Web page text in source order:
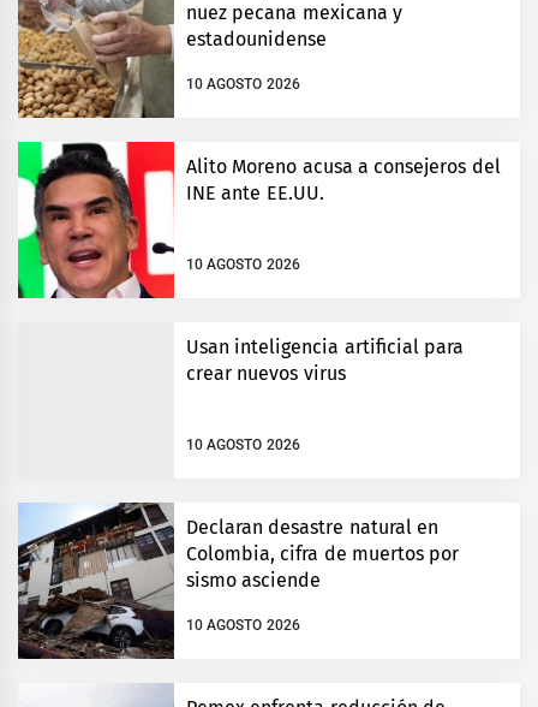
nuez pecana mexicana y
estadounidense
10 AGOSTO 2026
Alito Moreno acusa a consejeros del
INE ante EE.UU.
10 AGOSTO 2026
Usan inteligencia artificial para
crear nuevos virus
10 AGOSTO 2026
Declaran desastre natural en
Colombia, cifra de muertos por
sismo asciende
10 AGOSTO 2026